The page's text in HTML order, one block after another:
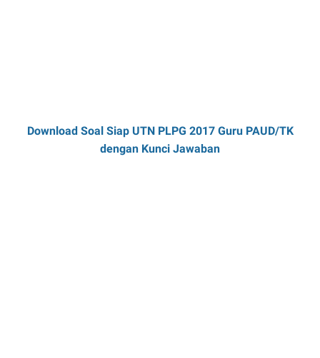
Download Soal Siap UTN PLPG 2017 Guru PAUD/TK
dengan Kunci Jawaban